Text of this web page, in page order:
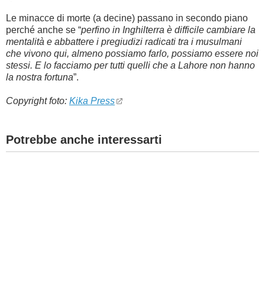
Le minacce di morte (a decine) passano in secondo piano
perché anche se “perfino in Inghilterra è difficile cambiare la
mentalità e abbattere i pregiudizi radicati tra i musulmani
che vivono qui, almeno possiamo farlo, possiamo essere noi
stessi. E lo facciamo per tutti quelli che a Lahore non hanno
la nostra fortuna”.
Copyright foto: Kika Press
Potrebbe anche interessarti